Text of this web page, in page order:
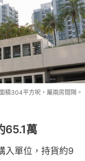
積304平方呎，屬兩房間隔。
65.1萬
入單位，持貨約9